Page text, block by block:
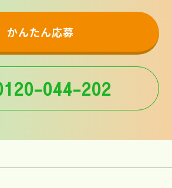
かんたん応募
044-202